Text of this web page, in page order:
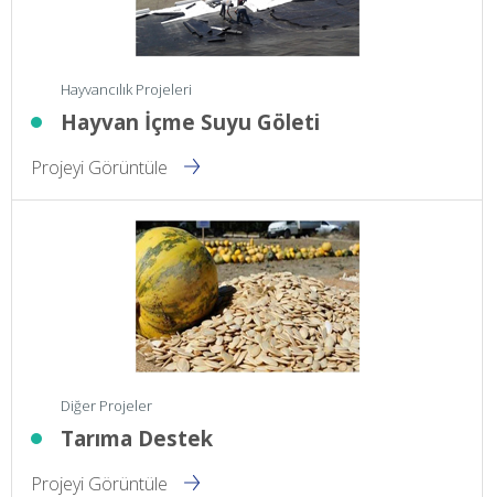
Hayvancılık Projeleri
Hayvan İçme Suyu Göleti
Projeyi Görüntüle
Diğer Projeler
Tarıma Destek
Projeyi Görüntüle